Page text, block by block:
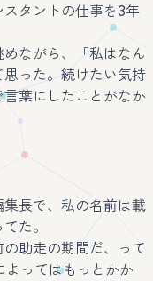
タントの仕事を3年
ながら、「私はなん
った。続けたい気持
葉にしたことがなか
長で、私の名前は載
た。
助走の期間だ、って
よってはもっとかか